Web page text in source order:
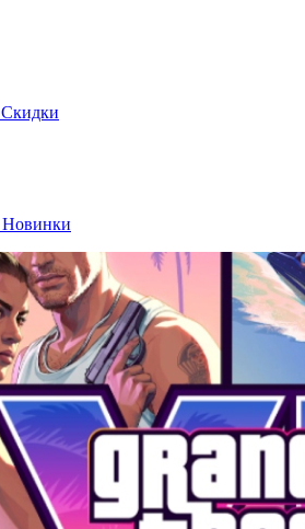
Скидки
Новинки